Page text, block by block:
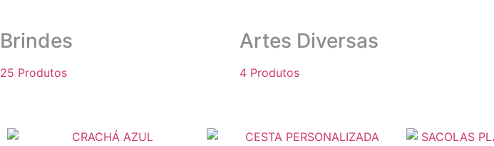
Brindes
25 Produtos
Artes Diversas
4 Produtos